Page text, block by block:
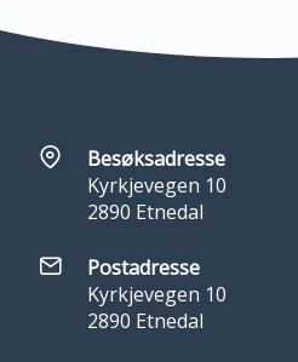
Besøksadresse
Kyrkjevegen 10
2890 Etnedal
Postadresse
Kyrkjevegen 10
2890 Etnedal